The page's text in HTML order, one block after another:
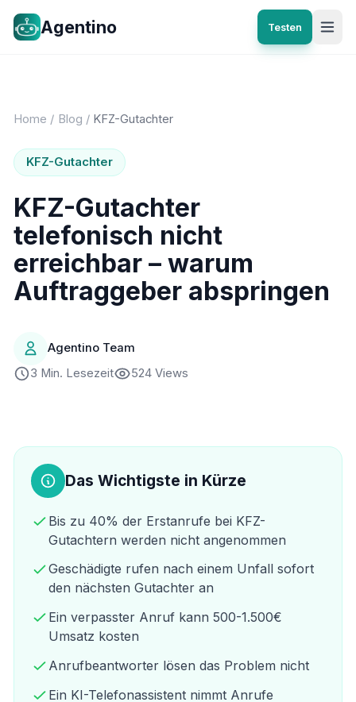
Agentino Testen
Home / Blog / KFZ-Gutachter
KFZ-Gutachter
KFZ-Gutachter
telefonisch nicht
erreichbar – warum
Auftraggeber abspringen
Agentino Team
3 Min. Lesezeit
524 Views
Das Wichtigste in Kürze
Bis zu 40% der Erstanrufe bei KFZ-
Gutachtern werden nicht angenommen
Geschädigte rufen nach einem Unfall sofort
den nächsten Gutachter an
Ein verpasster Anruf kann 500-1.500€
Umsatz kosten
Anrufbeantworter lösen das Problem nicht
Ein KI-Telefonassistent nimmt Anrufe